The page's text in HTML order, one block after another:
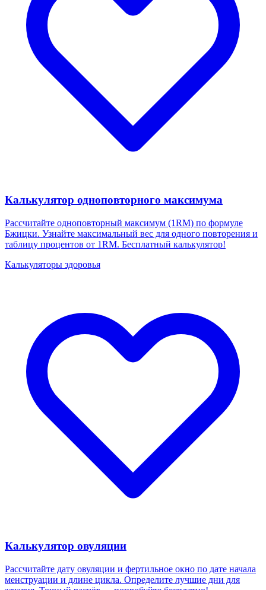
Калькулятор одноповторного максимума
Рассчитайте одноповторный максимум (1RM) по формуле
Бжицки. Узнайте максимальный вес для одного повторения и
таблицу процентов от 1RM. Бесплатный калькулятор!
Калькуляторы здоровья
Калькулятор овуляции
Рассчитайте дату овуляции и фертильное окно по дате начала
менструации и длине цикла. Определите лучшие дни для